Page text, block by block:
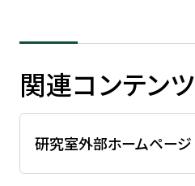
関連コンテンツ
研究室外部ホームページ